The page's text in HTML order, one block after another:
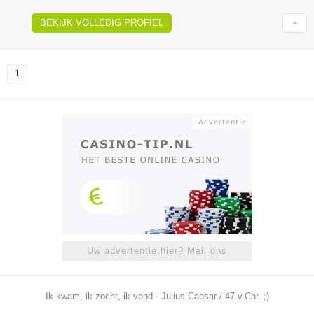
BEKIJK VOLLEDIG PROFIEL
1
Uw advertentie hier? Mail ons
Ik kwam, ik zocht, ik vond - Julius Caesar / 47 v.Chr. ;)